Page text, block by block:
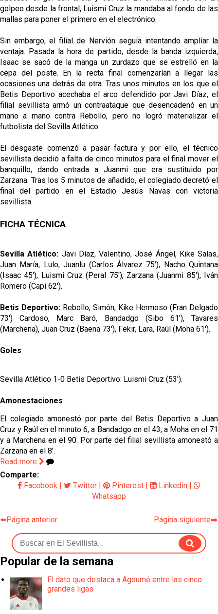
golpeo desde la frontal, Luismi Cruz la mandaba al fondo de las
mallas para poner el primero en el electrónico.
Sin embargo, el filial de Nervión seguía intentando ampliar la
ventaja. Pasada la hora de partido, desde la banda izquierda,
Isaac se sacó de la manga un zurdazo que se estrelló en la
cepa del poste. En la recta final comenzarían a llegar las
ocasiones una detrás de otra. Tras unos minutos en los que el
Betis Deportivo acechaba el arco defendido por Javi Díaz, el
filial sevillista armó un contraataque que desencadenó en un
mano a mano contra Rebollo, pero no logró materializar el
futbolista del Sevilla Atlético.
El desgaste comenzó a pasar factura y por ello, el técnico
sevillista decidió a falta de cinco minutos para el final mover el
banquillo, dando entrada a Juanmi que era sustituido por
Zarzana. Tras los 5 minutos de añadido, el colegiado decretó el
final del partido en el Estadio Jesús Navas con victoria
sevillista.
FICHA TÉCNICA
Sevilla Atlético: Javi Díaz, Valentino, José Ángel, Kike Salas,
Juan María, Lulo, Juanlu (Carlos Álvarez 75'), Nacho Quintana
(Isaac 45'), Luismi Cruz (Peral 75'), Zarzana (Juanmi 85'), Iván
Romero (Capi 62').
Betis Deportivo: Rebollo, Simón, Kike Hermoso (Fran Delgado
73') Cardoso, Marc Baró, Bandadgo (Sibo 61'), Tavares
(Marchena), Juan Cruz (Baena 73'), Fekir, Lara, Raúl (Moha 61').
Goles
Sevilla Atlético 1-0 Betis Deportivo: Luismi Cruz (53').
Amonestaciones
El colegiado amonestó por parte del Betis Deportivo a Juan
Cruz y Raúl en el minuto 6, a Bandadgo en el 43, a Moha en el 71
y a Marchena en el 90. Por parte del filial sevillista amonestó a
Zarzana en el 8'.
Read more
Comparte:
Facebook | Twitter | Pinterest | Linkedin |
Whatsapp
⬅️Página anterior Página siguiente➡️
Popular de la semana
El dato que destaca a Agoumé entre las cinco
grandes ligas